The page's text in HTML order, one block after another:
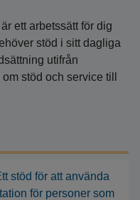
ett arbetssätt för dig
stöd i sitt dagliga
utifrån
stöd och service till
stöd för att använda
för personer som